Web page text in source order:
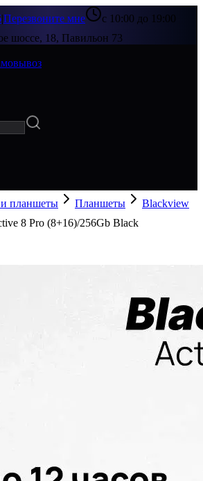
|Перезвоните мне
с 10:00 до 19:00
шоссе, 18, Павильон 73
планшеты Планшеты
Blackview
8 Pro (8+16)/256Gb Black